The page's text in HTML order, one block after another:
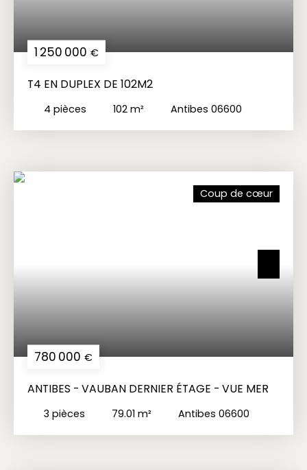
1 250 000 €
T4 EN DUPLEX DE 102M2
4 pièces 102 m² Antibes 06600
Coup de cœur
780 000 €
ANTIBES - VAUBAN DERNIER ÉTAGE - VUE MER
3 pièces 79.01 m² Antibes 06600